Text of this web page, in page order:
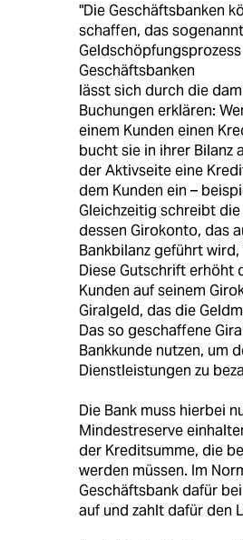
"Die Geschäftsbanken
schaffen, das
Geschäftsbanken
lässt sich durch die
Buchungen erklären:
einem Kunden einen
bucht sie in ihrer Bilanz
der Aktivseite eine
dem Kunden ein –
Gleichzeitig schreibt
dessen Girokonto, das
Bankbilanz geführt
Diese Gutschrift erhöht
Kunden auf seinem
Giralgeld, das die
Das so geschaffene
Bankkunde nutzen, um
Dienstleistungen zu
Die Bank muss hierbei
Mindestreserve
der Kreditsumme, die
werden müssen. Im
Geschäftsbank dafür
auf und zahlt dafür den